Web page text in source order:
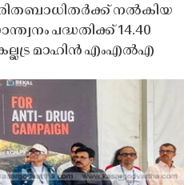
നൽകിയ
പദ്ധതിക്ക് 14.40
മാഹിൻ എംഎൽഎ